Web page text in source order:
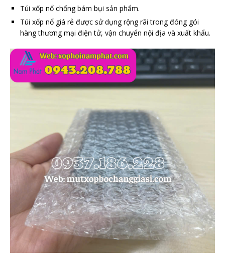
Túi xốp nổ chống bám bụi sản phẩm.
Túi xốp nổ giá rẻ được sử dụng rộng rãi trong đóng gói
hàng thương mại điện tử, vận chuyển nội địa và xuất khẩu.